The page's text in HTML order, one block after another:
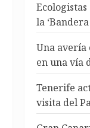
la
Una avería
en una vía
Tenerife
visita del